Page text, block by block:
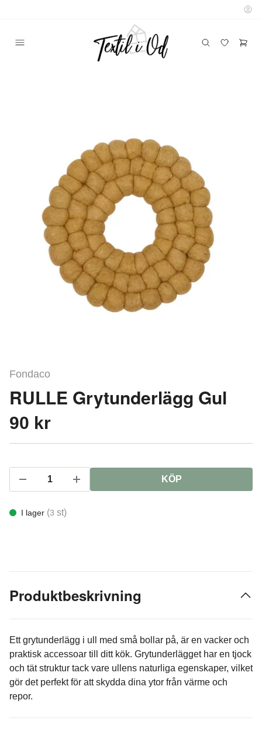
Fondaco
RULLE Grytunderlägg Gul
90 kr
KÖP
I lager (3 st)
Produktbeskrivning
Ett grytunderlägg i ull med små bollar på, är en vacker och
praktisk accessoar till ditt kök. Grytunderlägget har en tjock
och tät struktur tack vare ullens naturliga egenskaper, vilket
gör det perfekt för att skydda dina ytor från värme och
repor.